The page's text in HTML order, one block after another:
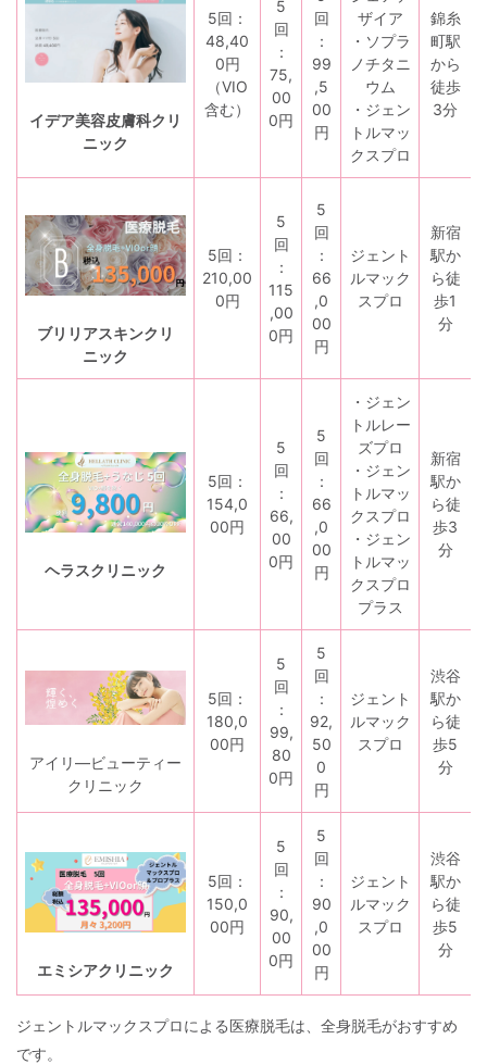
イデア美容皮膚科クリ
ニック
5回：
48,40
0円
（VIO
含む）
5
回
：
75,
00
0円
回
：
99
,5
00
円
ザイア
・ソプラ
ノチタニ
ウム
・ジェン
トルマッ
クスプロ
錦糸
町駅
から
徒歩
3分
ブリリアスキンクリ
ニック
5回：
210,00
0円
5
回
：
115
,00
0円
5
回
：
66
,0
00
円
ジェント
ルマック
スプロ
新宿
駅か
ら徒
歩1
分
ヘラスクリニック
5回：
154,0
00円
5
回
：
66,
00
0円
5
回
：
66
,0
00
円
・ジェン
トルレー
ズプロ
・ジェン
トルマッ
クスプロ
・ジェン
トルマッ
クスプロ
プラス
新宿
駅か
ら徒
歩3
分
アイリ―ビューティー
クリニック
5回：
180,0
00円
5
回
：
99,
80
0円
5
回
：
92,
50
0
円
ジェント
ルマック
スプロ
渋谷
駅か
ら徒
歩5
分
エミシアクリニック
5回：
150,0
00円
5
回
：
90,
00
0円
5
回
：
90
,0
00
円
ジェント
ルマック
スプロ
渋谷
駅か
ら徒
歩5
分
ジェントルマックスプロによる医療脱毛は、全身脱毛がおすすめ
です。